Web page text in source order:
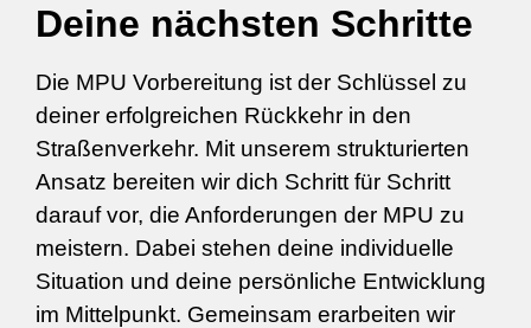
Deine nächsten Schritte
Die MPU Vorbereitung ist der Schlüssel zu
deiner erfolgreichen Rückkehr in den
Straßenverkehr. Mit unserem strukturierten
Ansatz bereiten wir dich Schritt für Schritt
darauf vor, die Anforderungen der MPU zu
meistern. Dabei stehen deine individuelle
Situation und deine persönliche Entwicklung
im Mittelpunkt. Gemeinsam erarbeiten wir